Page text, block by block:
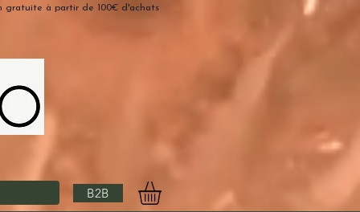
gratuite à partir de 100€ d'achats
B2B